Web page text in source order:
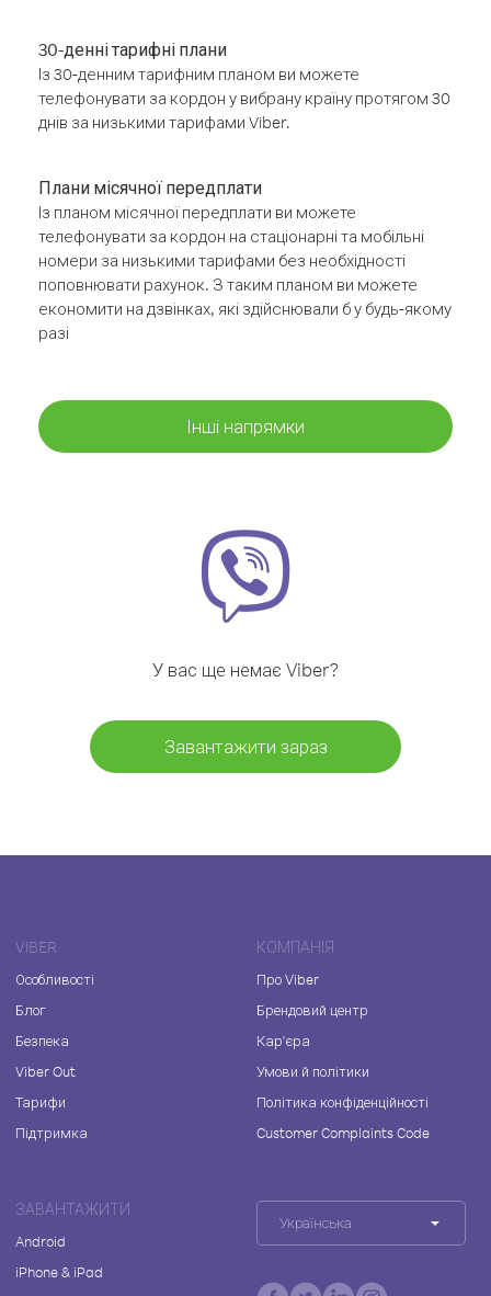
30-денні тарифні плани
Із 30-денним тарифним планом ви можете
телефонувати за кордон у вибрану країну протягом 30
днів за низькими тарифами Viber.
Плани місячної передплати
Із планом місячної передплати ви можете
телефонувати за кордон на стаціонарні та мобільні
номери за низькими тарифами без необхідності
поповнювати рахунок. З таким планом ви можете
економити на дзвінках, які здійснювали б у будь-якому
разі
Інші напрямки
У вас ще немає Viber?
Завантажити зараз
VIBER
Особливості
Блог
Безпека
Viber Out
Тарифи
Підтримка
КОМПАНІЯ
Про Viber
Брендовий центр
Кар'єра
Умови й політики
Політика конфіденційності
Customer Complaints Code
ЗАВАНТАЖИТИ
Android
iPhone & iPad
Українська